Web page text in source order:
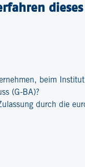
beim
(G-BA)?
durch die